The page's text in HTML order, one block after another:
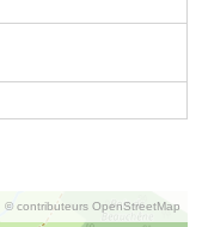
© contributeurs OpenStreetMap